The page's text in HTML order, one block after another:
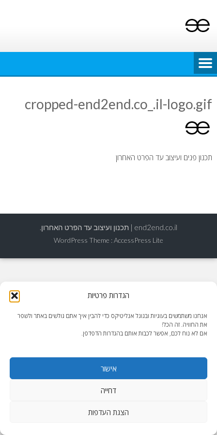
הגדרות פרטיות
אנחנו משתמשים בעוגיות ובגוגל אנליטיקס כדי להבין איך אתם גולשים באתר ולשפר
את החוויה. זה הכל!
אם לא נוח לכם, אפשר לכבות אותם בהגדרות הדפדפן.
אישור
דחייה
הצגת העדפות
content
cropped-end2end.co_.il-logo.gif
תכנון פנים ועיצוב עד הפרט האחרון
end2end.co.il | תכנון ועיצוב עד הפרט האחרון.
WordPress Theme :AccessPress Lite